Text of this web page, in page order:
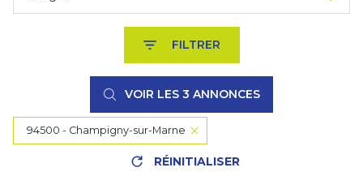
FILTRER
VOIR LES 3 ANNONCES
94500 - Champigny-sur-Marne
RÉINITIALISER